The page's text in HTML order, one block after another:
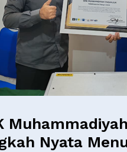
Nyata